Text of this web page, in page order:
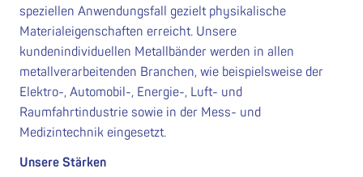
speziellen Anwendungsfall gezielt physikalische
Materialeigenschaften erreicht. Unsere
kundenindividuellen Metallbänder werden in allen
metallverarbeitenden Branchen, wie beispielsweise der
Elektro-, Automobil-, Energie-, Luft- und
Raumfahrtindustrie sowie in der Mess- und
Medizintechnik eingesetzt.
Unsere Stärken